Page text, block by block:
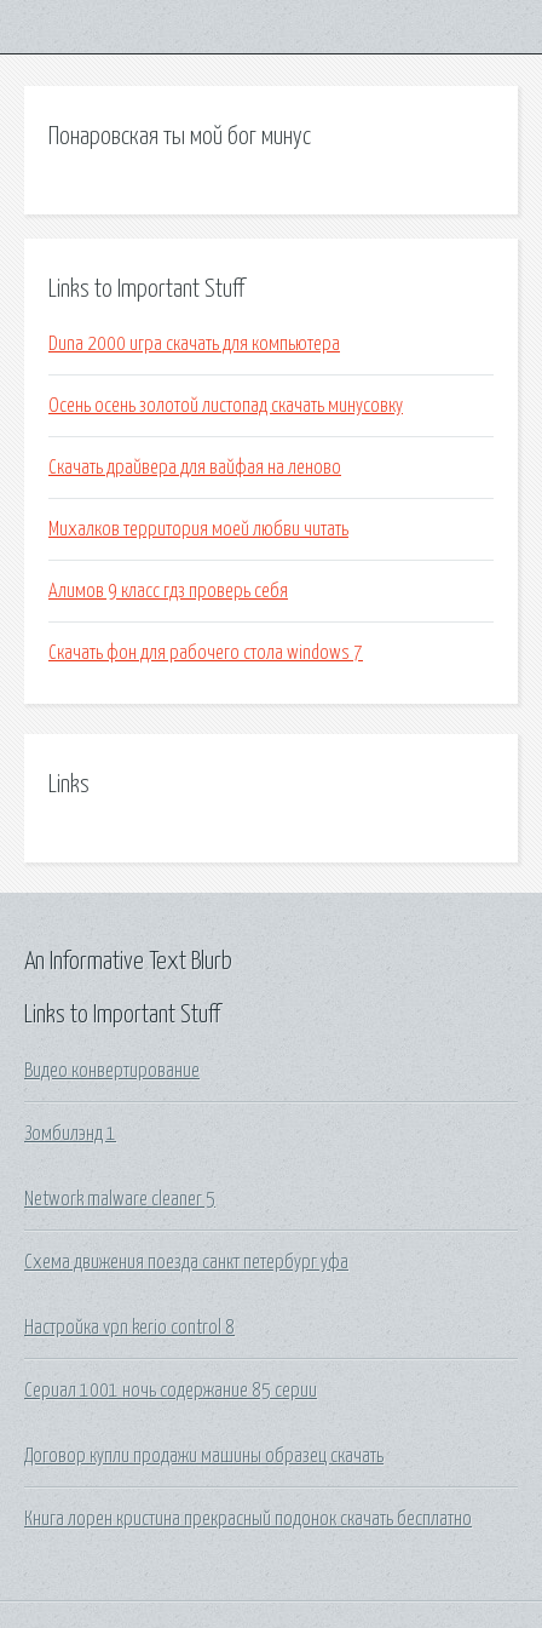
Понаровская ты мой бог минус
Links to Important Stuff
Duna 2000 игра скачать для компьютера
Осень осень золотой листопад скачать минусовку
Скачать драйвера для вайфая на леново
Михалков территория моей любви читать
Алимов 9 класс гдз проверь себя
Скачать фон для рабочего стола windows 7
Links
Links to Important Stuff
Видео конвертирование
Зомбилэнд 1
Network malware cleaner 5
Схема движения поезда санкт петербург уфа
Настройка vpn kerio control 8
Сериал 1001 ночь содержание 85 серии
Договор купли продажи машины образец скачать
Книга лорен кристина прекрасный подонок скачать бесплатно
An Informative Text Blurb